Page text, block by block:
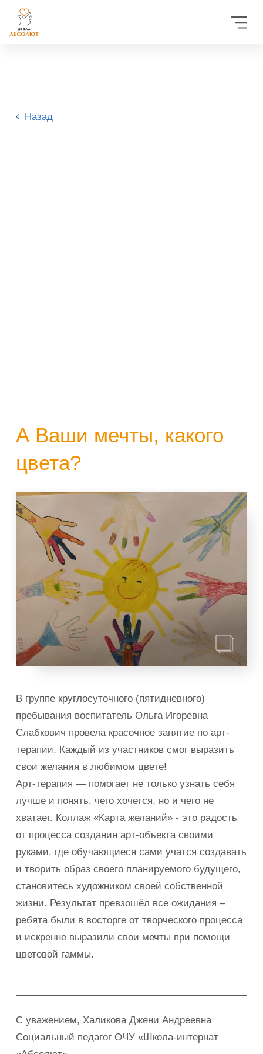
Назад
А Ваши мечты, какого
цвета?
В группе круглосуточного (пятидневного)
пребывания воспитатель Ольга Игоревна
Слабкович провела красочное занятие по арт-
терапии. Каждый из участников смог выразить
свои желания в любимом цвете!
Арт-терапия — помогает не только узнать себя
лучше и понять, чего хочется, но и чего не
хватает. Коллаж «Карта желаний» - это радость
от процесса создания арт-объекта своими
руками, где обучающиеся сами учатся создавать
и творить образ своего планируемого будущего,
становитесь художником своей собственной
жизни. Результат превзошёл все ожидания –
ребята были в восторге от творческого процесса
и искренне выразили свои мечты при помощи
цветовой гаммы.
С уважением, Халикова Джени Андреевна
Социальный педагог ОЧУ «Школа-интернат